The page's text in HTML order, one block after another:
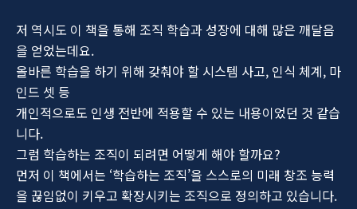
저 역시도 이 책을 통해 조직 학습과 성장에 대해 많은 깨달음
을 얻었는데요.
올바른 학습을 하기 위해 갖춰야 할 시스템 사고, 인식 체계, 마
인드 셋 등
개인적으로도 인생 전반에 적용할 수 있는 내용이었던 것 같습
니다.
그럼 학습하는 조직이 되려면 어떻게 해야 할까요?
먼저 이 책에서는 ‘학습하는 조직’을 스스로의 미래 창조 능력
을 끊임없이 키우고 확장시키는 조직으로 정의하고 있습니다.